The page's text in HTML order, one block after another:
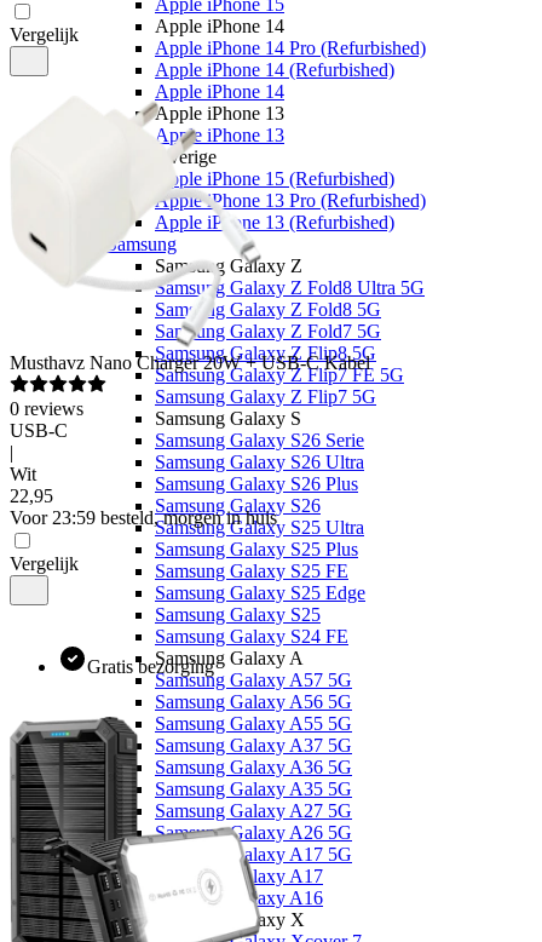
Apple iPhone 15
Apple iPhone 14
Apple iPhone 14 Pro (Refurbished)
Apple iPhone 14 (Refurbished)
Apple iPhone 14
Apple iPhone 13
Apple iPhone 13
Overige
Apple iPhone 15 (Refurbished)
Apple iPhone 13 Pro (Refurbished)
Apple iPhone 13 (Refurbished)
Samsung
Samsung Galaxy Z
Samsung Galaxy Z Fold8 Ultra 5G
Samsung Galaxy Z Fold8 5G
Samsung Galaxy Z Fold7 5G
Samsung Galaxy Z Flip8 5G
Samsung Galaxy Z Flip7 FE 5G
Samsung Galaxy Z Flip7 5G
Samsung Galaxy S
Samsung Galaxy S26 Serie
Samsung Galaxy S26 Ultra
Samsung Galaxy S26 Plus
Samsung Galaxy S26
Samsung Galaxy S25 Ultra
Samsung Galaxy S25 Plus
Samsung Galaxy S25 FE
Samsung Galaxy S25 Edge
Samsung Galaxy S25
Samsung Galaxy S24 FE
Samsung Galaxy A
Samsung Galaxy A57 5G
Samsung Galaxy A56 5G
Samsung Galaxy A55 5G
Samsung Galaxy A37 5G
Samsung Galaxy A36 5G
Samsung Galaxy A35 5G
Samsung Galaxy A27 5G
Samsung Galaxy A26 5G
Samsung Galaxy A17 5G
Samsung Galaxy A17
Samsung Galaxy A16
Samsung Galaxy X
Vergelijk
Musthavz Nano Charger 20W + USB-C Kabel
0 reviews
USB-C
|
Wit
22,95
Voor 23:59 besteld, morgen in huis
Vergelijk
Gratis bezorging